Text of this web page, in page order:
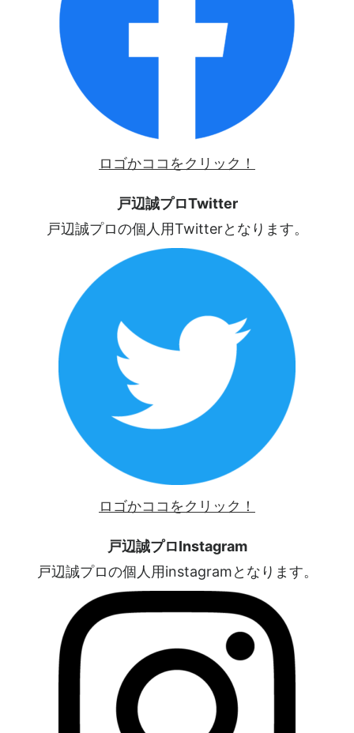
ロゴかココをクリック！
戸辺誠プロTwitter
戸辺誠プロの個人用Twitterとなります。
ロゴかココをクリック！
戸辺誠プロInstagram
戸辺誠プロの個人用instagramとなります。